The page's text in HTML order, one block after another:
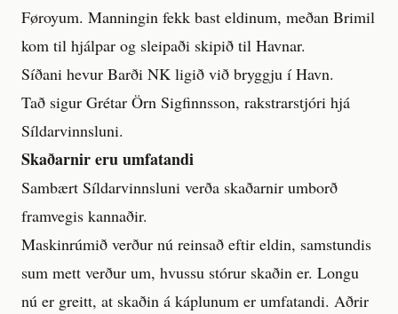
Føroyum. Manningin fekk bast eldinum, meðan Brimil
kom til hjálpar og sleipaði skipið til Havnar.
Síðani hevur Barði NK ligið við bryggju í Havn.
Tað sigur Grétar Örn Sigfinnsson, rakstrarstjóri hjá
Síldarvinnsluni.
Skaðarnir eru umfatandi
Sambært Síldarvinnsluni verða skaðarnir umborð
framvegis kannaðir.
Maskinrúmið verður nú reinsað eftir eldin, samstundis
sum mett verður um, hvussu stórur skaðin er. Longu
nú er greitt, at skaðin á káplunum er umfatandi. Aðrir